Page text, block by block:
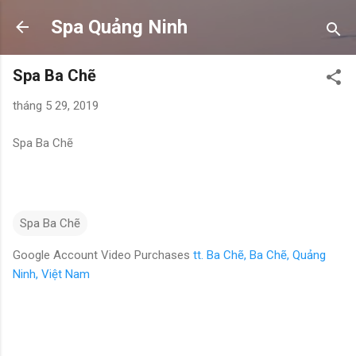
Chuyển đến nội dung chính
Spa Quảng Ninh
Spa Ba Chẽ
tháng 5 29, 2019
Spa Ba Chẽ
Spa Ba Chẽ
Google Account Video Purchases tt. Ba Chẽ, Ba Chẽ, Quảng
Ninh, Việt Nam